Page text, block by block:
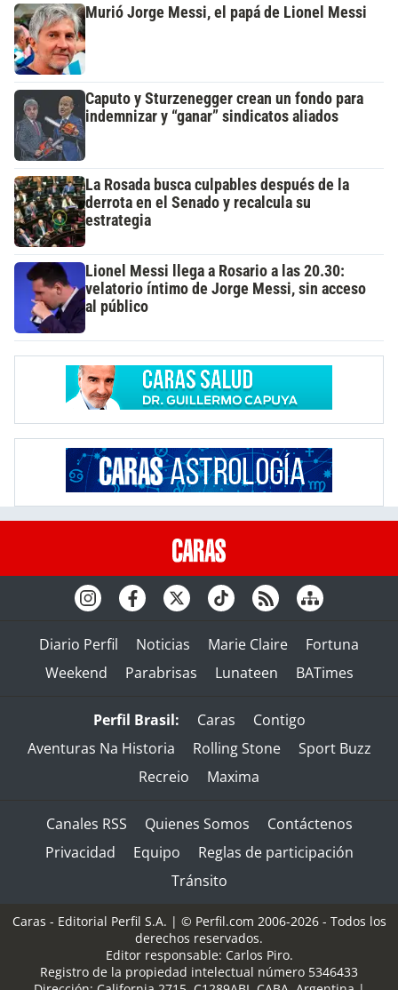
Murió Jorge Messi, el papá de Lionel Messi
Caputo y Sturzenegger crean un fondo para
indemnizar y “ganar” sindicatos aliados
La Rosada busca culpables después de la
derrota en el Senado y recalcula su
estrategia
Lionel Messi llega a Rosario a las 20.30:
velatorio íntimo de Jorge Messi, sin acceso
al público
Diario Perfil Noticias Marie Claire
Fortuna
Weekend
Parabrisas Lunateen BATimes
Perfil Brasil: Caras
Contigo
Aventuras Na Historia
Rolling Stone
Sport Buzz
Recreio
Maxima
Canales RSS Quienes Somos
Contáctenos
Privacidad
Equipo
Reglas de participación
Tránsito
Caras - Editorial Perfil S.A. | © Perfil.com 2006-2026 - Todos los
derechos reservados.
Editor responsable: Carlos Piro.
Registro de la propiedad intelectual número 5346433